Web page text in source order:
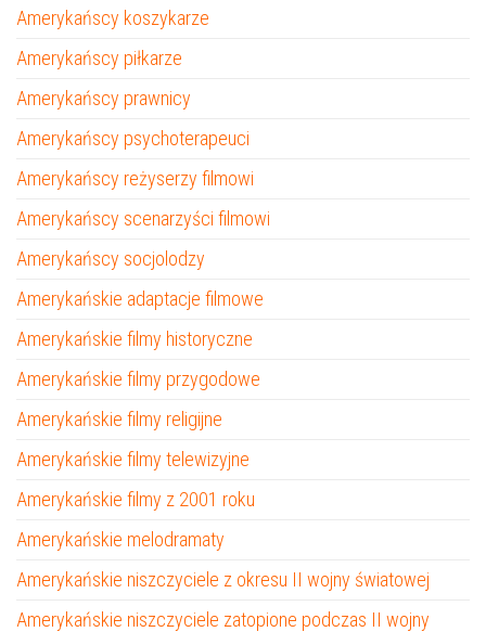
Amerykańscy koszykarze
Amerykańscy piłkarze
Amerykańscy prawnicy
Amerykańscy psychoterapeuci
Amerykańscy reżyserzy filmowi
Amerykańscy scenarzyści filmowi
Amerykańscy socjolodzy
Amerykańskie adaptacje filmowe
Amerykańskie filmy historyczne
Amerykańskie filmy przygodowe
Amerykańskie filmy religijne
Amerykańskie filmy telewizyjne
Amerykańskie filmy z 2001 roku
Amerykańskie melodramaty
Amerykańskie niszczyciele z okresu II wojny światowej
Amerykańskie niszczyciele zatopione podczas II wojny